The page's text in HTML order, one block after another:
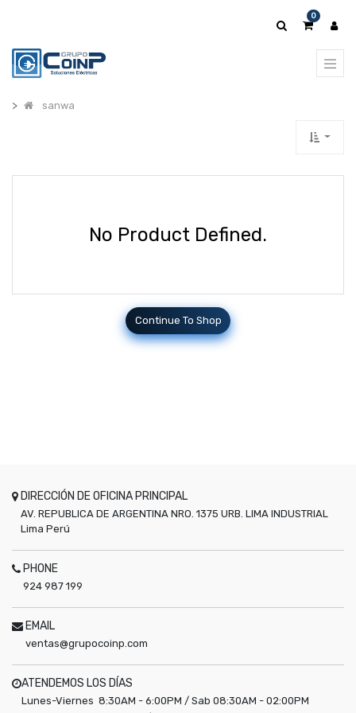
0
sanwa
No Product Defined.
Continue To Shop
DIRECCIÓN DE OFICINA PRINCIPAL
AV. REPUBLICA DE ARGENTINA NRO. 1375 URB. LIMA INDUSTRIAL
Lima Perú
PHONE
924 987 199
EMAIL
ventas@grupocoinp.com
ATENDEMOS LOS DÍAS
Lunes-Viernes 8:30AM - 6:00PM / Sab 08:30AM - 02:00PM